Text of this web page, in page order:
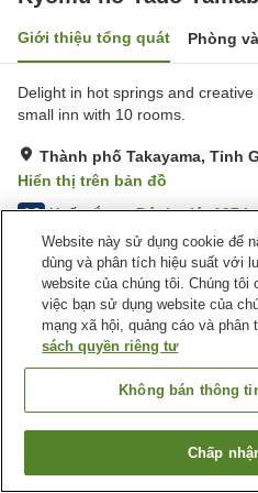
Giới thiệu tổng quát Phòng
Delight in hot springs and
small inn with 10 rooms.
Thành phố Takayama, Tỉnh
Hiển thị trên bản đồ
4.8 Xuất sắc Đánh giá:197
Tiện nghi chỗ nghỉ
Bãi đỗ xe
Máy bán hàng tự động
Nhật Bản Tỉnh Gifu
Kyomu no Yado Yamaboshi
Tìm
Website này sử dụng cookie để
dùng và phân tích hiệu suất với
website của chúng tôi. Chúng tôi
việc bạn sử dụng website của
mạng xã hội, quảng cáo và phân
sách quyền riêng tư
Không bán thông
Chấp